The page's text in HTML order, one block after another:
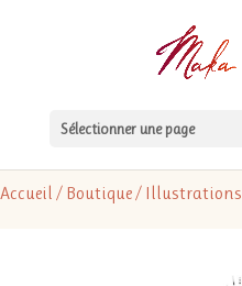
Sélectionner une page
Accueil / Boutique/ Illustrations